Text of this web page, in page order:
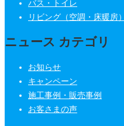
バス・トイレ
リビング（空調・床暖房）
ニュース カテゴリ
お知らせ
キャンペーン
施工事例・販売事例
お客さまの声